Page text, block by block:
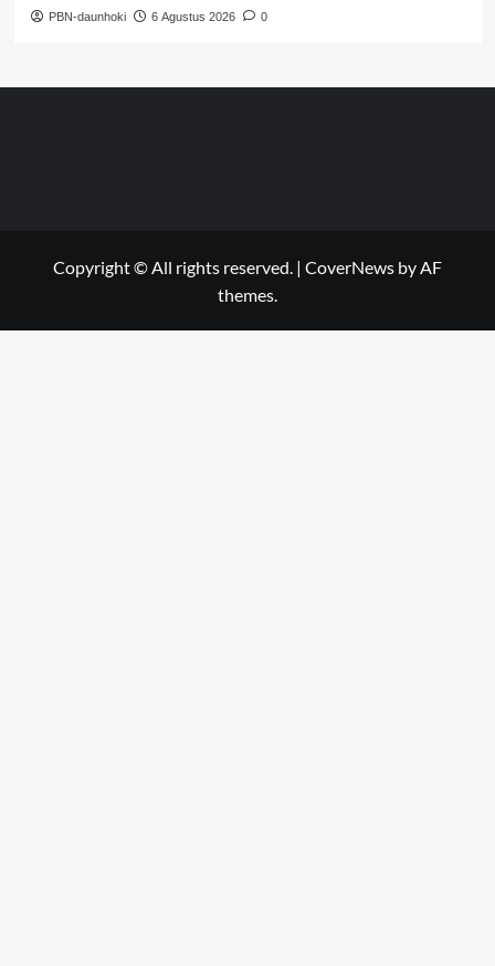
PBN-daunhoki 6 Agustus 2026 0
Copyright © All rights reserved. | CoverNews by AF
themes.